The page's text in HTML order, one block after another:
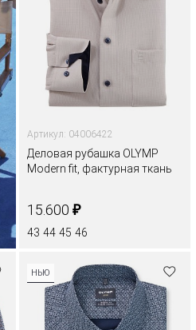
Артикул: 04006422
Деловая рубашка OLYMP
Modern fit, фактурная ткань
15.600 ₽
43 44 45 46
НЬЮ